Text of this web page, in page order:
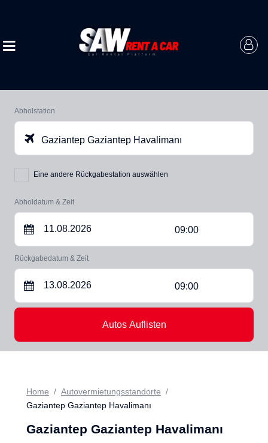
Abholstation
Gaziantep Gaziantep Havalimanı
Eine andere Rückgabestation auswählen
Abholdatum & Zeit
09:00
Rückgabedatum & Zeit
09:00
Autos Auflisten
Home
Autovermietungsstandorte
Gaziantep Gaziantep Havalimanı
Gaziantep Gaziantep Havalimanı